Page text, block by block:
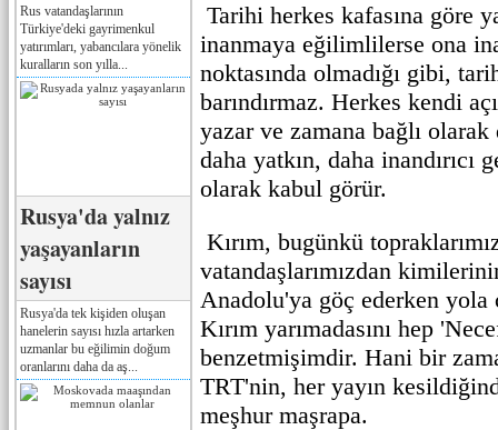
Rus vatandaşlarının
Türkiye'deki gayrimenkul
yatırımları, yabancılara yönelik
kuralların son yılla...
Rusya'da yalnız
yaşayanların
sayısı
Rusya'da tek kişiden oluşan
hanelerin sayısı hızla artarken
uzmanlar bu eğilimin doğum
oranlarını daha da aş...
Tarihi herkes kafasına göre
inanmaya eğilimlilerse ona
noktasında olmadığı gibi,
barındırmaz. Herkes kendi
yazar ve zamana bağlı
daha yatkın, daha inandırıcı
olarak kabul görür.
Kırım, bugünkü
vatandaşlarımızdan
Anadolu'ya göç ederken yola
Kırım yarımadasını hep
benzetmişimdir. Hani bir
TRT'nin, her yayın
meşhur maşrapa.